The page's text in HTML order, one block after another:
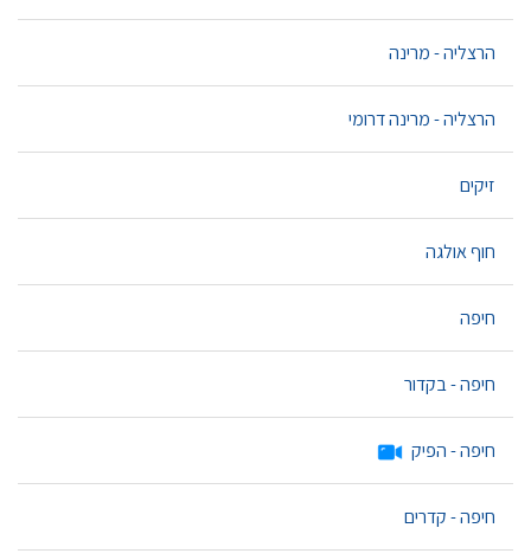
הרצליה - מרינה
הרצליה - מרינה דרומי
זיקים
חוף אולגה
חיפה
חיפה - בקדור
חיפה - הפיק
חיפה - קדרים